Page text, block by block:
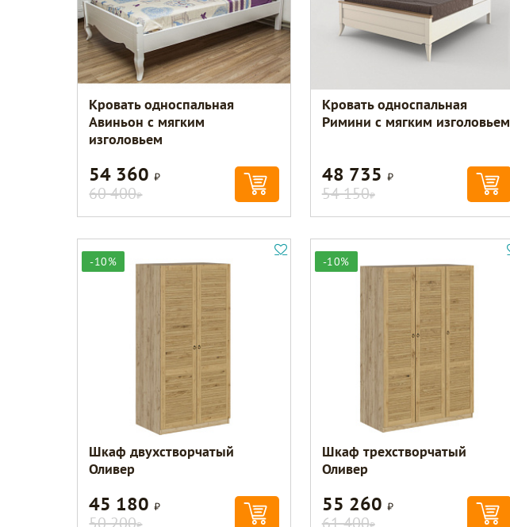
Кровать односпальная
Авиньон с мягким
изголовьем
54 360Р
60 400Р
Кровать односпальная
Римини с мягким изголовьем
48 735 Р
54 150Р
-10%
Шкаф двухстворчатый
Оливер
45 180Р
50 200Р
-10%
Шкаф трехстворчатый
Оливер
55 260 Р
61 400Р